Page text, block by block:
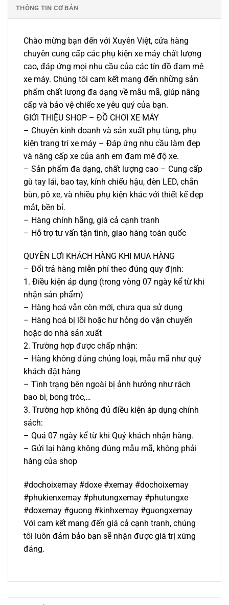
THÔNG TIN CƠ BẢN
Chào mừng bạn đến với Xuyên Việt, cửa hàng
chuyên cung cấp các phụ kiện xe máy chất lượng
cao, đáp ứng mọi nhu cầu của các tín đồ đam mê
xe máy. Chúng tôi cam kết mang đến những sản
phẩm chất lượng đa dạng về mẫu mã, giúp nâng
cấp và bảo vệ chiếc xe yêu quý của bạn.
GIỚI THIỆU SHOP – ĐỒ CHƠI XE MÁY
– Chuyên kinh doanh và sản xuất phụ tùng, phụ
kiện trang trí xe máy – Đáp ứng nhu cầu làm đẹp
và nâng cấp xe của anh em đam mê độ xe.
– Sản phẩm đa dạng, chất lượng cao – Cung cấp
gù tay lái, bao tay, kính chiếu hậu, đèn LED, chắn
bùn, pô xe, và nhiều phụ kiện khác với thiết kế đẹp
mắt, bền bỉ.
– Hàng chính hãng, giá cả cạnh tranh
– Hỗ trợ tư vấn tận tình, giao hàng toàn quốc
QUYỀN LỢI KHÁCH HÀNG KHI MUA HÀNG
– Đổi trả hàng miễn phí theo đúng quy định:
1. Điều kiện áp dụng (trong vòng 07 ngày kể từ khi
nhận sản phẩm)
– Hàng hoá vẫn còn mới, chưa qua sử dụng
– Hàng hoá bị lỗi hoặc hư hỏng do vận chuyển
hoặc do nhà sản xuất
2. Trường hợp được chấp nhận:
– Hàng không đúng chủng loại, mẫu mã như quý
khách đặt hàng
– Tình trạng bên ngoài bị ảnh hưởng như rách
bao bì, bong tróc,…
3. Trường hợp không đủ điều kiện áp dụng chính
sách:
– Quá 07 ngày kể từ khi Quý khách nhận hàng.
– Gửi lại hàng không đúng mẫu mã, không phải
hàng của shop
#dochoixemay #doxe #xemay #dochoixemay
#phukienxemay #phutungxemay #phutungxe
#doxemay #guong #kinhxemay #guongxemay
Với cam kết mang đến giá cả cạnh tranh, chúng
tôi luôn đảm bảo bạn sẽ nhận được giá trị xứng
đáng.